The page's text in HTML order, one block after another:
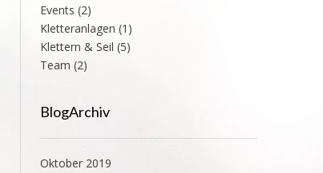
Events (2)
Kletteranlagen (1)
Klettern & Seil (5)
Team (2)
BlogArchiv
Oktober 2019